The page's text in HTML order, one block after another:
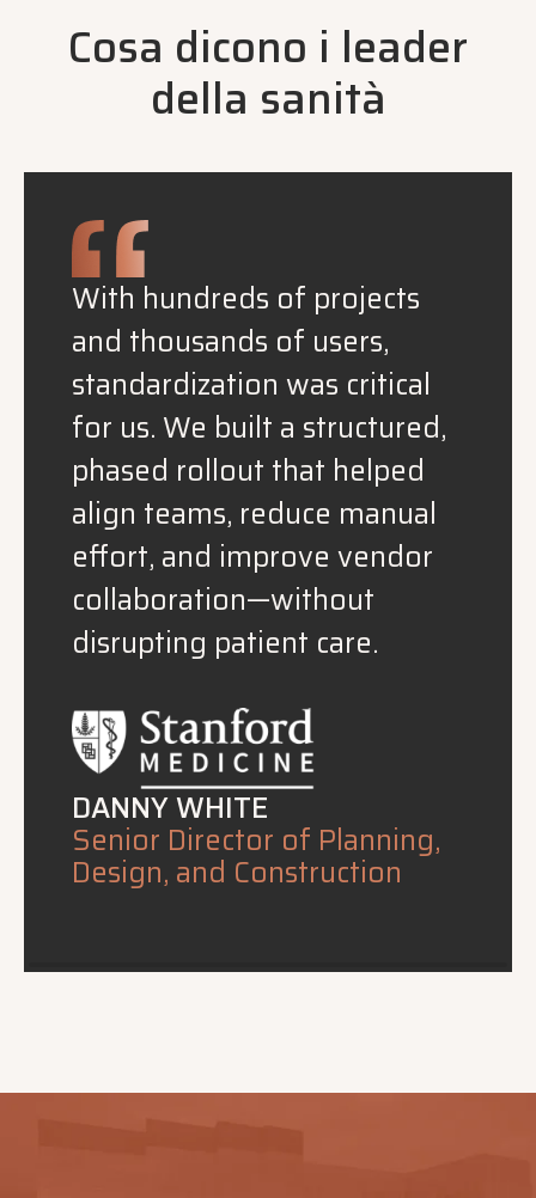
Cosa dicono i leader
della sanità
With hundreds of projects
and thousands of users,
standardization was critical
for us. We built a structured,
phased rollout that helped
align teams, reduce manual
effort, and improve vendor
collaboration—without
disrupting patient care.
DANNY WHITE
Senior Director of Planning,
Design, and Construction